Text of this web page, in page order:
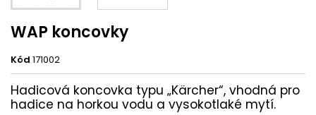
WAP koncovky
Kód 171002
Hadicová koncovka typu „Kärcher“, vhodná pro
hadice na horkou vodu a vysokotlaké mytí.